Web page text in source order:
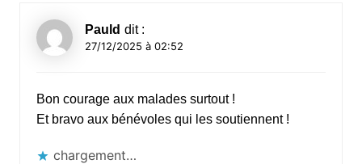
Pauld dit :
27/12/2025 à 02:52
Bon courage aux malades surtout !
Et bravo aux bénévoles qui les soutiennent !
chargement…